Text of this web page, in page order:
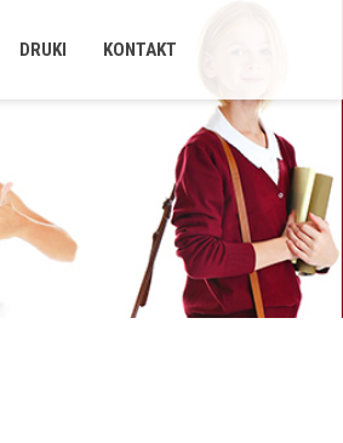
DRUKI KONTAKT